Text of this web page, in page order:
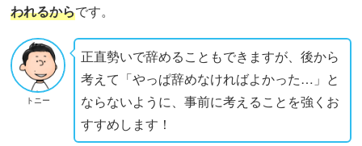
われるからです。
トニー
正直勢いで辞めることもできますが、後から
考えて「やっぱ辞めなければよかった…」と
ならないように、事前に考えることを強くお
すすめします！